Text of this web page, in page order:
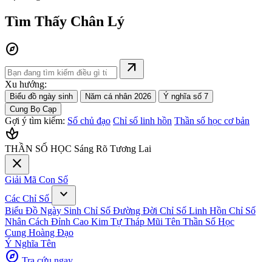
Tìm Thấy Chân Lý
explore
arrow_outward
Xu hướng:
Biểu đồ ngày sinh Năm cá nhân 2026
Ý nghĩa số 7
Cung Bọ Cạp
Gợi ý tìm kiếm: Số chủ đạo Chỉ số linh hồn Thần số học cơ bản
spa
THẦN SỐ HỌC Sáng Rõ Tương Lai
close
Giải Mã Con Số
Các Chỉ Số
expand_more
Biểu Đồ Ngày Sinh Chỉ Số Đường Đời Chỉ Số Linh Hồn Chỉ Số
Nhân Cách Đỉnh Cao Kim Tự Tháp Mũi Tên Thần Số Học
Cung Hoàng Đạo
Ý Nghĩa Tên
explore